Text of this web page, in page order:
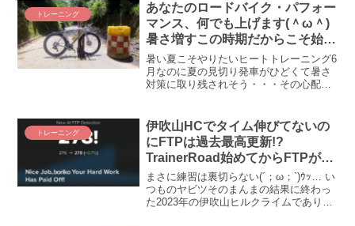
トレーニング
あなたのロードバイク・パフォー
マンス、何でも上げます(＾ω＾)
暑さ増すこの時期だからこそ始め
たい「ヒートトレーニング」の
すゝめ
暑い夏こそやりたいヒートトレーニング6
月なのに夏の見切り発車がひどくて暑さ
対策に取り残されそう・・・その心配は
トレーニング」をやれば暑さに強くなれ
るわ、VO2Maxは...
トレーニング
伊吹山HCでタイム伸びてないの
にFTPは過去最高更新!?
TrainerRoad始めてからFTPが
20Wも増えたらしいんです(・
_・;)
まさに練習は裏切らない(´；ω；`)ｳｯ… い
つものヤビツそのまんまの結果に終わっ
た2023年の伊吹山ヒルクライムでありま